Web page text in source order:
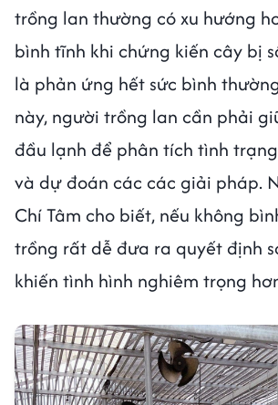
trồng lan thường có xu hướng
bình tĩnh khi chứng kiến cây bị
là phản ứng hết sức bình
này, người trồng lan cần phải
đầu lạnh để phân tích tình
và dự đoán các các giải pháp.
Chí Tâm cho biết, nếu không
trồng rất dễ đưa ra quyết định
khiến tình hình nghiêm trọng